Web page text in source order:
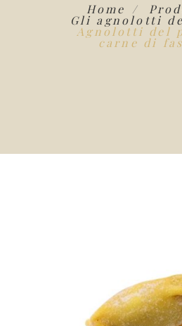
Home
Gli agnolotti
Agnolotti del
carne di